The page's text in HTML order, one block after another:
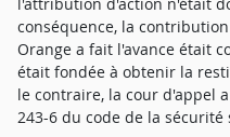
conséquence, la
Orange a fait l'avance était
était fondée à obtenir la
le contraire, la cour d'appel
243-6 du code de la sécurité